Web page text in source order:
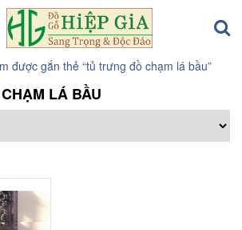
được gắn thẻ “tủ trưng đồ chạm lá bầu”
LÁ BẦU